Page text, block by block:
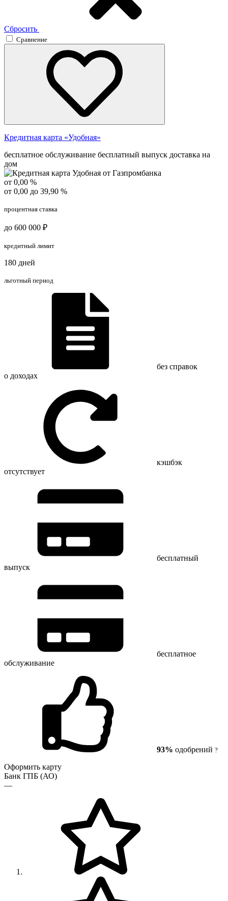
Сбросить
Сравнение
Кредитная карта «Удобная»
бесплатное обслуживание бесплатный выпуск доставка на
дом
от 0,00 %
от 0,00 до 39,90 %
процентная ставка
до 600 000 ₽
кредитный лимит
180 дней
льготный период
без справок
о доходах
кэшбэк
отсутствует
бесплатный
выпуск
бесплатное
обслуживание
93% одобрений ?
Оформить карту
Банк ГПБ (АО)
—